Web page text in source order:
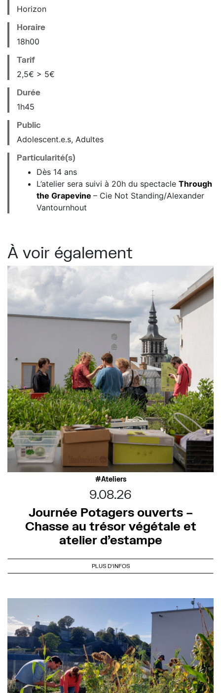
Horizon
Horaire
18h00
Tarif
2,5€ > 5€
Durée
1h45
Public
Adolescent.e.s, Adultes
Particularité(s)
Dès 14 ans
L’atelier sera suivi à 20h du spectacle Through
the Grapevine – Cie Not Standing/Alexander
Vantournhout
À voir également
Ateliers
9.08.26
Journée Potagers ouverts –
Chasse au trésor végétale et
atelier d’estampe
PLUS D'INFOS